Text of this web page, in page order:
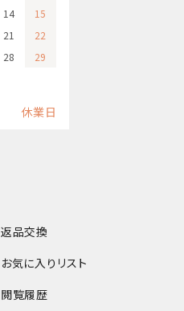
返品交換
お気に入りリスト
閲覧履歴
14
15
21
22
28
29
休業日